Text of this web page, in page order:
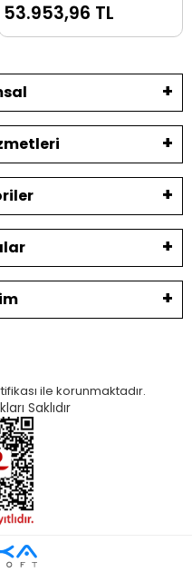
53.953,96 TL
ile korunmaktadır.
Saklıdır